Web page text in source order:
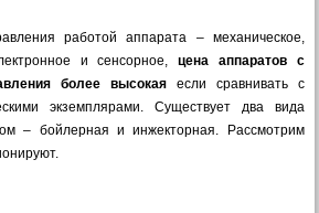
работой аппарата – механическое,
и сенсорное,цена аппаратов с
более высокаяесли сравнивать с
экземплярами. Существует два вида
– бойлерная и инжекторная. Рассмотрим